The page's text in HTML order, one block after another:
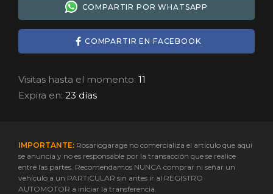
COMPARTIR POR WHATSAPP
COMPARTIR EN FACEBOOK
Visitas hasta el momento: 11
Expira en: 23 días
IMPORTANTE: Rosariogarage no comercializa el artículo que aquí
se anuncia y no es responsable por la transacción que se realice
entre las partes. Recomendamos NUNCA comprar ni señar un
vehículo a un PARTICULAR sin antes ir al REGISTRO
AUTOMOTOR a iniciar la transferencia.